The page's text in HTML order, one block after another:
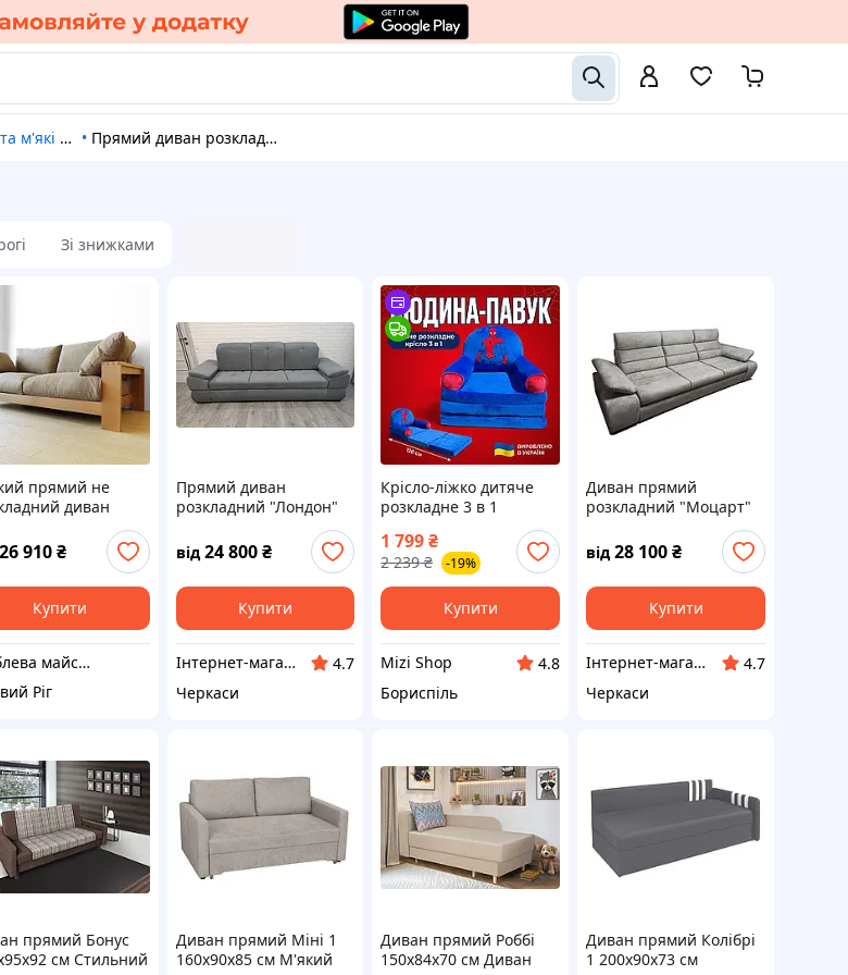
крісла • Прямий диван розкладний
Зі знижками
прямий не
диван
каркасі з
з масиву
для дому, дачі,
26 910₴
Купити
Меблева майстерня JecksonLOFT
Ріг
Прямий диван
розкладний "Лондон"
від 24 800 ₴
Купити
Інтернет-магазин меблів "Гора меблів"
4.7
Черкаси
Крісло-ліжко дитяче
розкладне 3 в 1
плюшевий диван-
трансформер, м'яка
іграшка для дітей,
синій 120см м'яке
дитячий
1 799₴
2 239 ₴ -19%
Купити
Mizi Shop
4.8
Бориспіль
Диван прямий
розкладний "Моцарт"
від 28 100₴
Купити
Інтернет-магазин меблів "Гора меблів"
4.7
Черкаси
прямий Бонус
см Стильний
Диван прямий Міні 1
160х90х85 см М'який
Диван прямий Роббі
150х84х70 см Диван
Диван прямий Колібрі
1 200х90х73 см